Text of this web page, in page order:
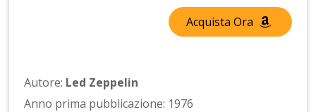
Acquista Ora
Autore: Led Zeppelin
Anno prima pubblicazione: 1976